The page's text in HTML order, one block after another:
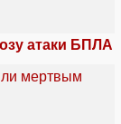
атаки БПЛА